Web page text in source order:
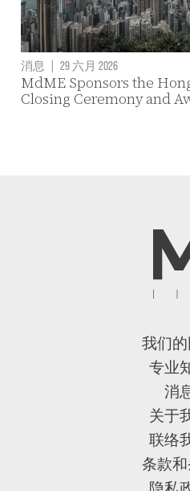
消息 | 29 六月 2026
MdME Sponsors the
Closing Ceremony and
我们的
专业
消
关于
联络
条款
隐私